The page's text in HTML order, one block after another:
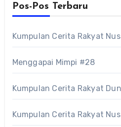
Pos-Pos Terbaru
Kumpulan Cerita Rakyat
Menggapai Mimpi #28
Kumpulan Cerita Rakyat
Kumpulan Cerita Rakyat